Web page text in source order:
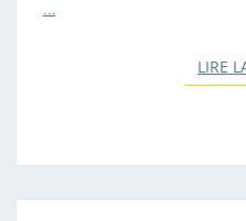
…
LIRE